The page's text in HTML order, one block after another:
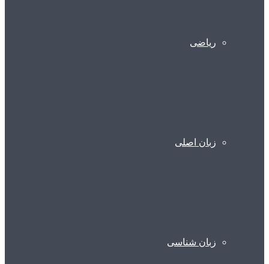
ریاضی
زبان اصلی
زبان شناسی